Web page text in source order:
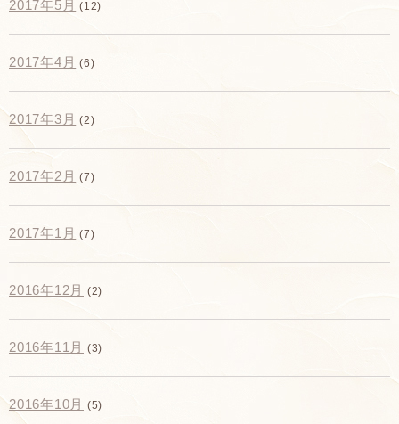
2017年5月 (12)
2017年4月 (6)
2017年3月 (2)
2017年2月 (7)
2017年1月 (7)
2016年12月 (2)
2016年11月 (3)
2016年10月 (5)